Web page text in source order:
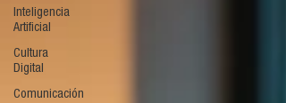
Inteligencia
Artificial
Cultura
Digital
Comunicación